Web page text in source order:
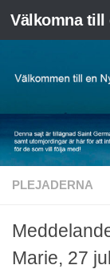
Skip to
PLEJADERNA
Marie, 27